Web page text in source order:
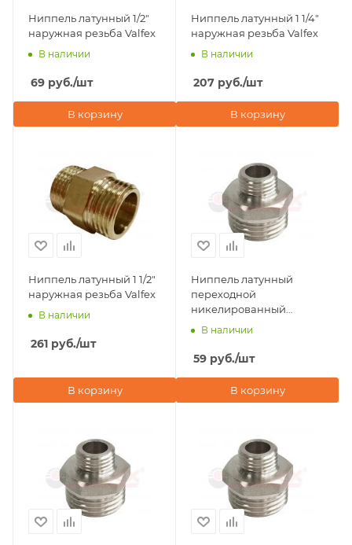
Ниппель латунный 1/2"
наружная резьба Valfex
В наличии
69 руб./шт
В корзину
Ниппель латунный 1 1/4"
наружная резьба Valfex
В наличии
207 руб./шт
В корзину
Ниппель латунный 1 1/2"
наружная резьба Valfex
В наличии
261 руб./шт
В корзину
Ниппель латунный
переходной
никелированный
1/2"х3/8" наружная
В наличии
59 руб./шт
В корзину